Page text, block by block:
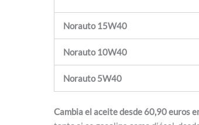
Norauto 15W40
Norauto10W40
Norauto5W40
Cambia el aceite desde 60,90 euros